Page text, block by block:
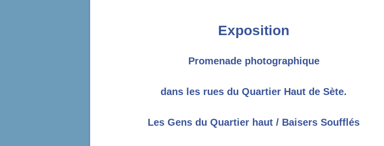
Exposition
Promenade photographique
dans les rues du Quartier Haut de Sète.
Les Gens du Quartier haut / Baisers Soufflés